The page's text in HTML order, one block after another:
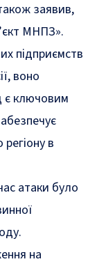
заявив,
МНПЗ».
підприємств
воно
є ключовим
в
атаки було
на